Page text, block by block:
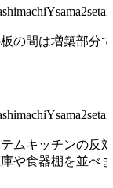
の間は増築部分
ムキッチンの反
や食器棚を並べ